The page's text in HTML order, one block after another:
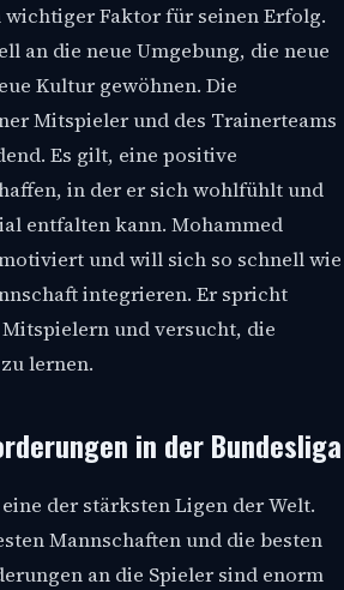
Faktor für seinen Erfolg.
an die neue Umgebung, die neue
Kultur gewöhnen. Die
Mitspieler und des Trainerteams
Es gilt, eine positive
in der er sich wohlfühlt und
entfalten kann. Mohammed
und will sich so schnell wie
integrieren. Er spricht
und versucht, die
lernen.
in der Bundesliga
der stärksten Ligen der Welt.
Mannschaften und die besten
an die Spieler sind enorm